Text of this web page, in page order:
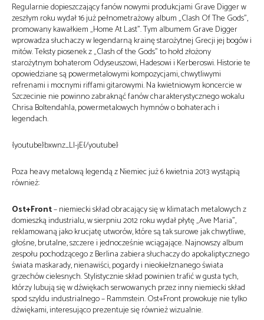
Regularnie dopieszczający fanów nowymi produkcjami Grave Digger w
zeszłym roku wydał 16 już pełnometrażowy album „Clash Of The Gods”,
promowany kawałkiem „Home At Last”. Tym albumem Grave Digger
wprowadza słuchaczy w legendarną krainę starożytnej Grecji jej bogów i
mitów. Teksty piosenek z „Clash of the Gods” to hołd złożony
starożytnym bohaterom Odyseuszowi, Hadesowi i Kerberoswi. Historie te
opowiedziane są powermetalowymi kompozycjami, chwytliwymi
refrenami i mocnymi riffami gitarowymi. Na kwietniowym koncercie w
Szczecinie nie powinno zabraknąć fanów charakterystycznego wokalu
Chrisa Boltendahla, powermetalowych hymnów o bohaterach i
legendach.
{youtube}bxwnz_LI-jE{/youtube}
Poza heavy metalową legendą z Niemiec już 6 kwietnia 2013 wystąpią
również:
Ost+Front– niemiecki skład obracający się w klimatach metalowych z
domieszką industrialu, w sierpniu 2012 roku wydał płytę „Ave Maria”,
reklamowaną jako krucjatę utworów, które są tak surowe jak chwytliwe,
głośne, brutalne, szczere i jednocześnie wciągające. Najnowszy album
zespołu pochodzącego z Berlina zabiera słuchaczy do apokaliptycznego
świata maskarady, nienawiści, pogardy i nieokiełznanego świata
grzechów cielesnych. Stylistycznie skład powinien trafić w gusta tych,
którzy lubują się w dźwiękach serwowanych przez inny niemiecki skład
spod szyldu industrialnego – Rammstein. Ost+Front prowokuje nie tylko
dźwiękami, interesująco prezentuje się również wizualnie.